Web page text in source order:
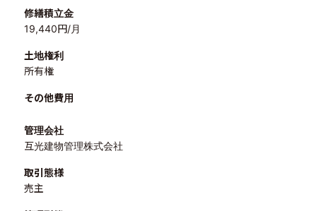
修繕積立金
19,440円/月
土地権利
所有権
その他費用
管理会社
互光建物管理株式会社
取引態様
売主